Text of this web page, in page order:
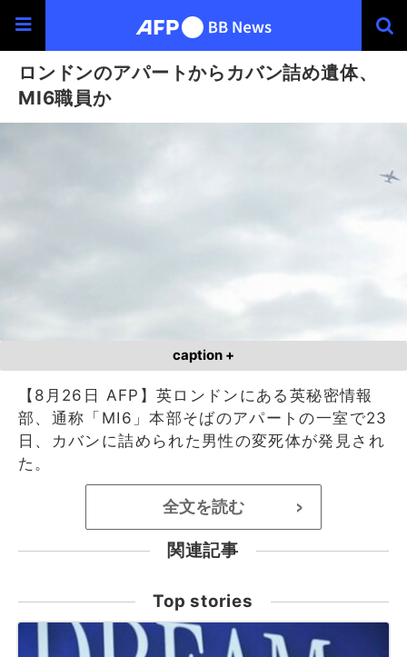
ロンドンのアパートからカバン詰め遺体、
MI6職員か
caption +
【8月26日 AFP】英ロンドンにある英秘密情報
部、通称「MI6」本部そばのアパートの一室で23
日、カバンに詰められた男性の変死体が発見され
た。
全文を読む >
関連記事
Top stories